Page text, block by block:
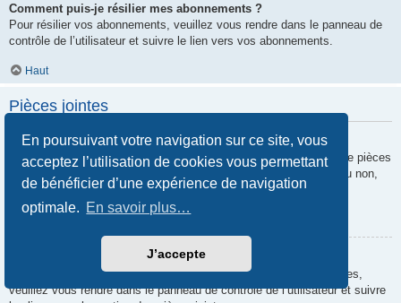
En poursuivant votre navigation sur ce site, vous
acceptez l’utilisation de cookies vous permettant
de bénéficier d’une expérience de navigation
optimale. En savoir plus…
J’accepte
Comment puis-je résilier mes abonnements ?
Pour résilier vos abonnements, veuillez vous rendre dans le panneau de
contrôle de l’utilisateur et suivre le lien vers vos abonnements.
Haut
Pièces jointes
Quelles pièces jointes sont autorisées sur ce forum ?
Chaque administrateur peut autoriser ou interdire certains types de pièces
jointes. Si vous n’êtes pas certain de savoir ce qui est autorisé ou non,
nous vous invitons à contacter un administrateur du forum.
Comment puis-je retrouver toutes mes pièces jointes ?
Pour retrouver la liste des pièces jointes que vous avez transférées,
veuillez vous rendre dans le panneau de contrôle de l’utilisateur et suivre